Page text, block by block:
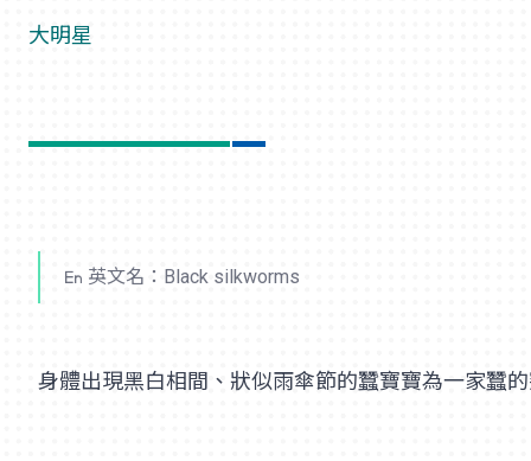
大明星
英文名：Black silkworms
身體出現黑白相間、狀似雨傘節的蠶寶寶為一家蠶